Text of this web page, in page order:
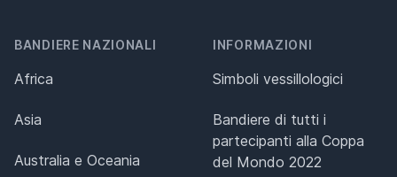
BANDIERE NAZIONALI
Africa
Asia
Australia e Oceania
INFORMAZIONI
Simboli vessillologici
Bandiere di tutti i
partecipanti alla Coppa
del Mondo 2022